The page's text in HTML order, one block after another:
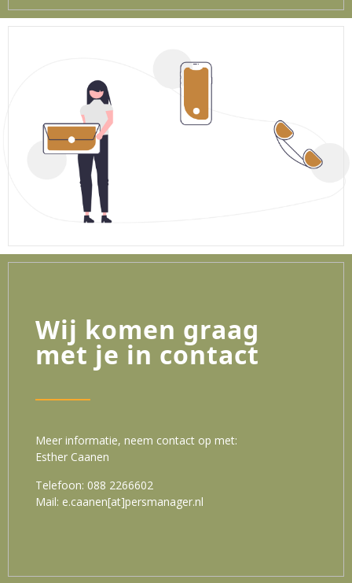
Wij komen graag
met je in contact
Meer informatie, neem contact op met:
Esther Caanen
Telefoon: 088 2266602
Mail: e.caanen[at]persmanager.nl